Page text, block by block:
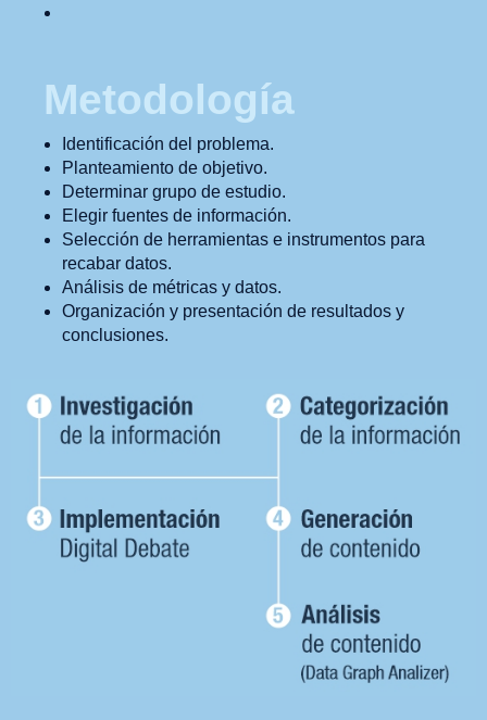
Metodología
Identificación del problema.
Planteamiento de objetivo.
Determinar grupo de estudio.
Elegir fuentes de información.
Selección de herramientas e instrumentos para
recabar datos.
Análisis de métricas y datos.
Organización y presentación de resultados y
conclusiones.